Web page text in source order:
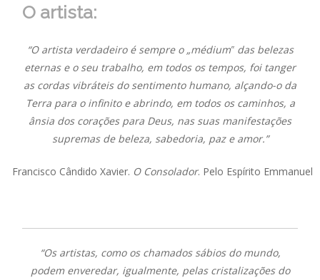
O artista:
“O artista verdadeiro é sempre o „médium‟ das belezas
eternas e o seu trabalho, em todos os tempos, foi tanger
as cordas vibráteis do sentimento humano, alçando-o da
Terra para o infinito e abrindo, em todos os caminhos, a
ânsia dos corações para Deus, nas suas manifestações
supremas de beleza, sabedoria, paz e amor.”
Francisco Cândido Xavier. O Consolador. Pelo Espírito Emmanuel
“Os artistas, como os chamados sábios do mundo,
podem enveredar, igualmente, pelas cristalizações do